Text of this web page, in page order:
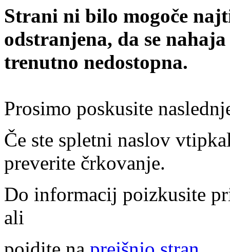
Strani ni bilo mogoče
odstranjena, da se
trenutno nedostopna.
Prosimo poskusite
Če ste spletni naslov
preverite črkovanje.
Do informacij poizkusite
ali